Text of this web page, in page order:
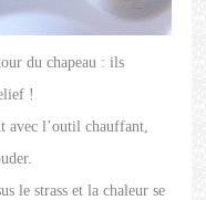
du chapeau : ils
!
avec l’outil chauffant,
le strass et la chaleur se